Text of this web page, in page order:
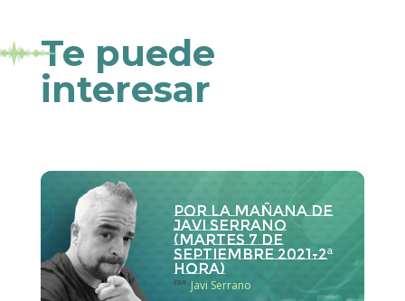
Te puede
interesar
Por la Mañana de
Javi Serrano
(martes 7 de
septiembre 2021-2ª
hora)
con Javi Serrano